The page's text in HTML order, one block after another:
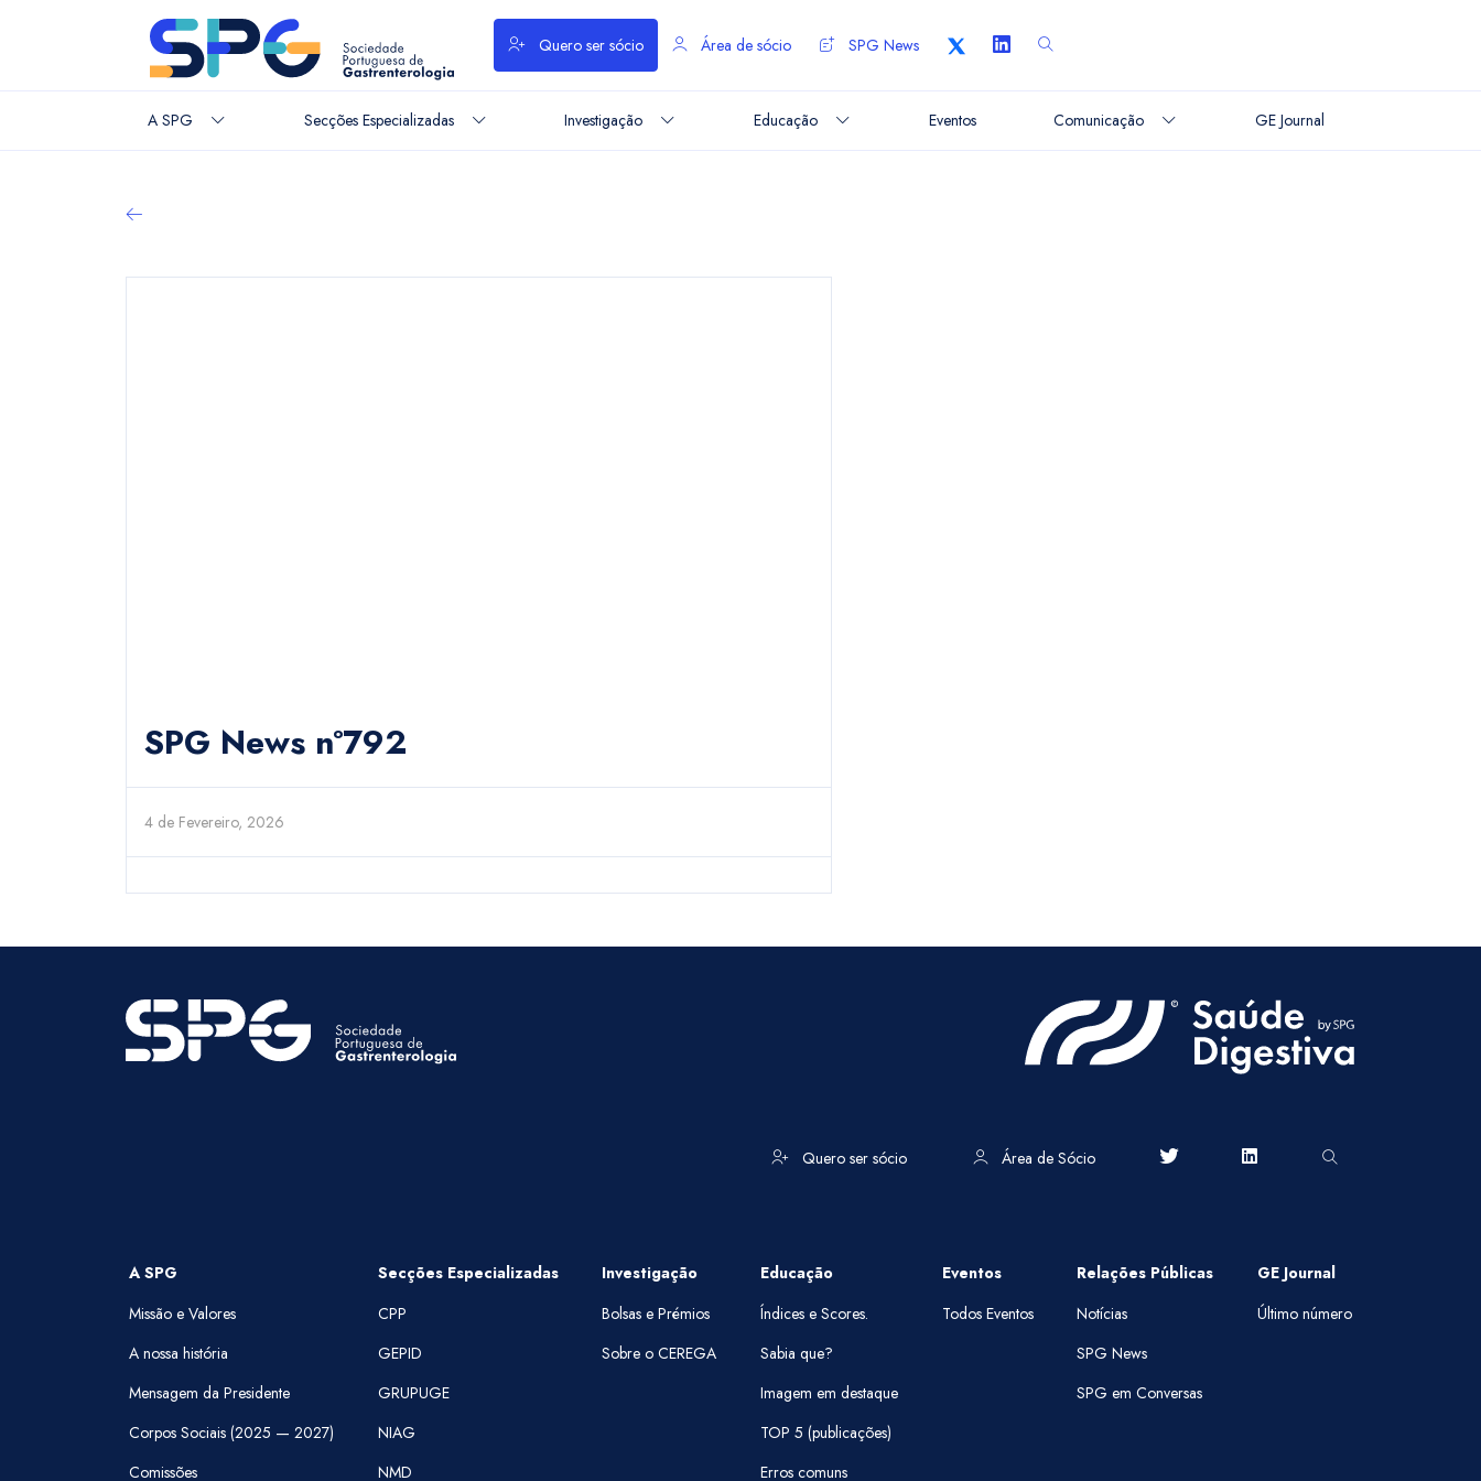
Quero ser sócio Área de sócio SPG News
A SPG Secções Especializadas Investigação Educação Eventos Comunicação GE Journal
SPG News nº792
4 de Fevereiro, 2026
Quero ser sócio Área de Sócio
A SPG
Missão e Valores
A nossa história
Mensagem da Presidente
Corpos Sociais (2025 — 2027)
Comissões
Secções Especializadas
CPP
GEPID
GRUPUGE
NIAG
NMD
Investigação
Bolsas e Prémios
Sobre o CEREGA
Educação
Índices e Scores.
Sabia que?
Imagem em destaque
TOP 5 (publicações)
Erros comuns
Eventos
Todos Eventos
Relações Públicas
Notícias
SPG News
SPG em Conversas
GE Journal
Último número